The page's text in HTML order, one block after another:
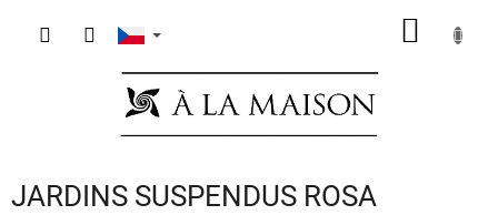
JARDINS SUSPENDUS ROSA